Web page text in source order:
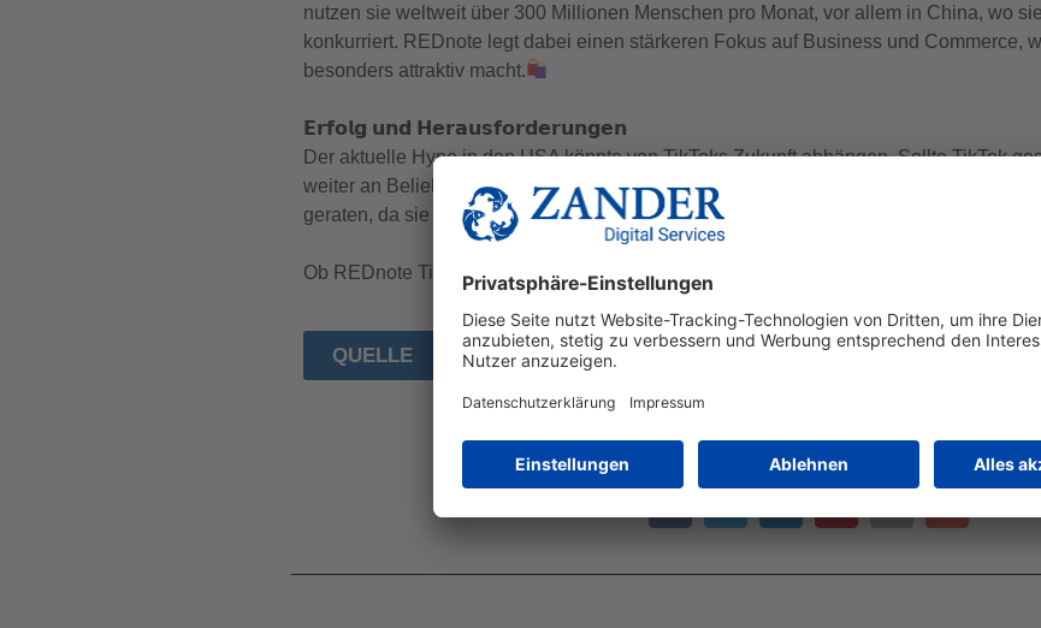
nutzen sie weltweit über 300 Millionen Menschen pro Monat, vor allem in China, wo
konkurriert. REDnote legt dabei einen stärkeren Fokus auf Business und Commerce,
besonders attraktiv macht.
𝗘𝗿𝗳𝗼𝗹𝗴 𝘂𝗻𝗱 𝗛𝗲𝗿𝗮𝘂𝘀𝗳𝗼𝗿𝗱𝗲𝗿𝘂𝗻𝗴𝗲𝗻
Der aktuelle Hype in den USA könnte von TikToks Zukunft abhängen. Sollte TikTok
weiter an Beliebtheit gewinnen – zumindest kurzfristig. Doch die App könnte
geraten, da sie direkt aus China stammt.
Ob REDnote TikTok tatsächlich als Marktführer ablösen kann, bleibt abzuwarten.
QUELLE
TEILE DIESEN ARTIKEL